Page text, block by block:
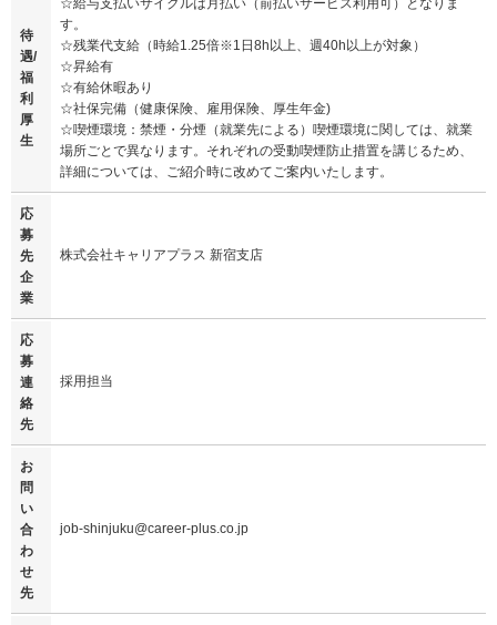
待
遇/
福
利
厚
生
す。
☆残業代支給（時給1.25倍※1日8h以上、週40h以上が対象）
☆昇給有
☆有給休暇あり
☆社保完備（健康保険、雇用保険、厚生年金)
☆喫煙環境：禁煙・分煙（就業先による）喫煙環境に関しては、就業
場所ごとで異なります。それぞれの受動喫煙防止措置を講じるため、
詳細については、ご紹介時に改めてご案内いたします。
応
募
先
企
業
株式会社キャリアプラス 新宿支店
応
募
連
絡
先
採用担当
お
問
い
合
わ
せ
先
job-shinjuku@career-plus.co.jp